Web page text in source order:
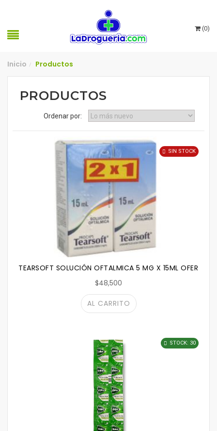
(0)
Inicio / Productos
PRODUCTOS
Ordenar por:
TEARSOFT SOLUCIÓN OFTALMICA 5 MG X 15ML OFERTA
$48,500
AL CARRITO
SIN STOCK
STOCK: 30